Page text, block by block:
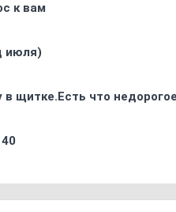
к вам
июля)
щитке.Есть что